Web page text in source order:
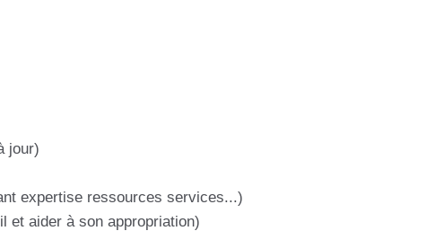
jour)
expertise ressources services...)
et aider à son appropriation)